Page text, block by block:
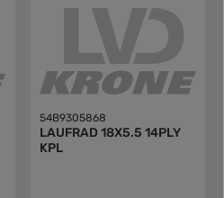
54B9305868
LAUFRAD 18X5.5 14PLY
KPL